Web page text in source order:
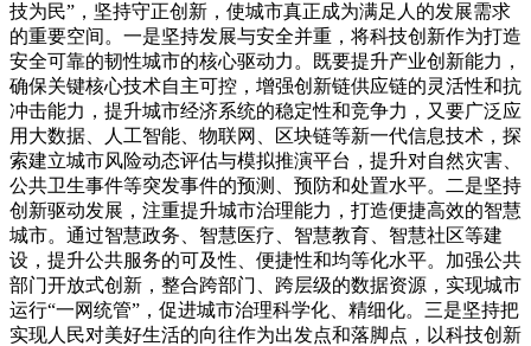
技为民”，坚持守正创新，使城市真正成为满足人的发展需求
的重要空间。一是坚持发展与安全并重，将科技创新作为打造
安全可靠的韧性城市的核心驱动力。既要提升产业创新能力，
确保关键核心技术自主可控，增强创新链供应链的灵活性和抗
冲击能力，提升城市经济系统的稳定性和竞争力，又要广泛应
用大数据、人工智能、物联网、区块链等新一代信息技术，探
索建立城市风险动态评估与模拟推演平台，提升对自然灾害、
公共卫生事件等突发事件的预测、预防和处置水平。二是坚持
创新驱动发展，注重提升城市治理能力，打造便捷高效的智慧
城市。通过智慧政务、智慧医疗、智慧教育、智慧社区等建
设，提升公共服务的可及性、便捷性和均等化水平。加强公共
部门开放式创新，整合跨部门、跨层级的数据资源，实现城市
运行“一网统管”，促进城市治理科学化、精细化。三是坚持把
实现人民对美好生活的向往作为出发点和落脚点，以科技创新